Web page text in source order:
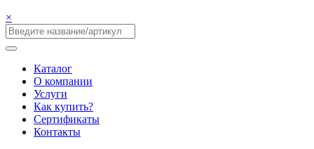
×
Каталог
О компании
Услуги
Как купить?
Сертификаты
Контакты